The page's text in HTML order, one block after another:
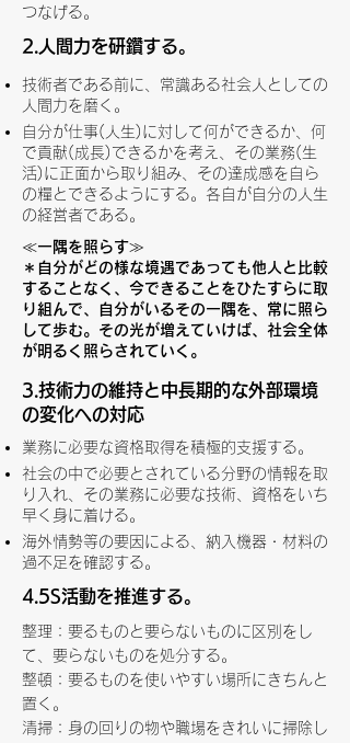
つなげる。
2.人間力を研鑽する。
技術者である前に、常識ある社会人としての
人間力を磨く。
自分が仕事(人生)に対して何ができるか、何
で貢献(成長)できるかを考え、その業務(生
活)に正面から取り組み、その達成感を自ら
の糧とできるようにする。各自が自分の人生
の経営者である。
≪一隅を照らす≫
＊自分がどの様な境遇であっても他人と比較
することなく、今できることをひたすらに取
り組んで、自分がいるその一隅を、常に照ら
して歩む。その光が増えていけば、社会全体
が明るく照らされていく。
3.技術力の維持と中長期的な外部環境
の変化への対応
業務に必要な資格取得を積極的支援する。
社会の中で必要とされている分野の情報を取
り入れ、その業務に必要な技術、資格をいち
早く身に着ける。
海外情勢等の要因による、納入機器・材料の
過不足を確認する。
4.5S活動を推進する。
整理：要るものと要らないものに区別をし
て、要らないものを処分する。
整頓：要るものを使いやすい場所にきちんと
置く。
清掃：身の回りの物や職場をきれいに掃除し